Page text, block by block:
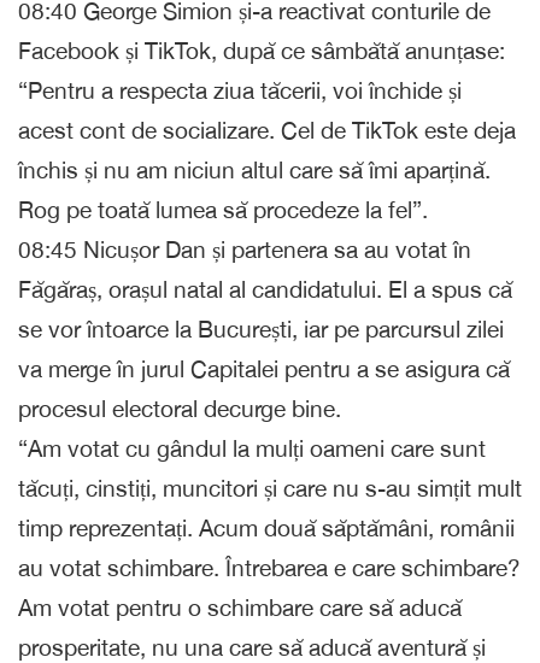
08:40 George Simion și-a reactivat conturile de
Facebook și TikTok, după ce sâmbătă anunțase:
“Pentru a respecta ziua tăcerii, voi închide și
acest cont de socializare. Cel de TikTok este deja
închis și nu am niciun altul care să îmi aparțină.
Rog pe toată lumea să procedeze la fel”.
08:45 Nicușor Dan și partenera sa au votat în
Făgăraș, orașul natal al candidatului. El a spus că
se vor întoarce la București, iar pe parcursul zilei
va merge în jurul Capitalei pentru a se asigura că
procesul electoral decurge bine.
“Am votat cu gândul la mulți oameni care sunt
tăcuți, cinstiți, muncitori și care nu s-au simțit mult
timp reprezentați. Acum două săptămâni, românii
au votat schimbare. Întrebarea e care schimbare?
Am votat pentru o schimbare care să aducă
prosperitate, nu una care să aducă aventură și